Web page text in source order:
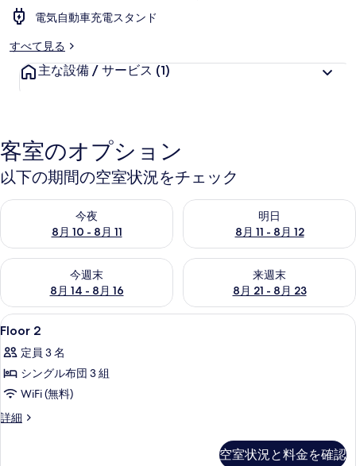
電気自動車充電スタンド
すべて見る
主な設備 / サービス (1)
客室のオプション
以下の期間の空室状況をチェック
今夜
8月 10 - 8月 11
今夜 8月 10 - 8月 11 の空室状況をチェック
明日
8月 11 - 8月 12
明日 8月 11 - 8月 12 の空室状
今週末
8月 14 - 8月 16
今週末 8月 14 - 8月 16 の空室状況をチェック
来週末
8月 21 - 8月 23
来週末 8月 21 - 8月 23 の空室
Floor
2
の
す
べ
て
50
Floor 2
定員 3 名
シングル布団 3 組
WiFi (無料)
詳細
Floor
空室状況と料金を確認